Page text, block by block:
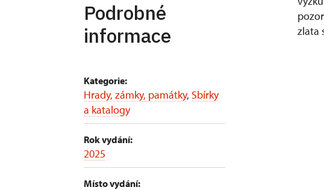
Podrobné
informace
Kategorie:
Hrady, zámky, památky, Sbírky
a katalogy
Rok vydání:
2025
Místo vydání:
zlata